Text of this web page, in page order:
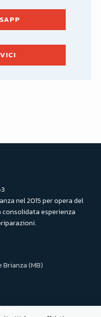
nel 2015 per opera del
esperienza
Brianza (MB)